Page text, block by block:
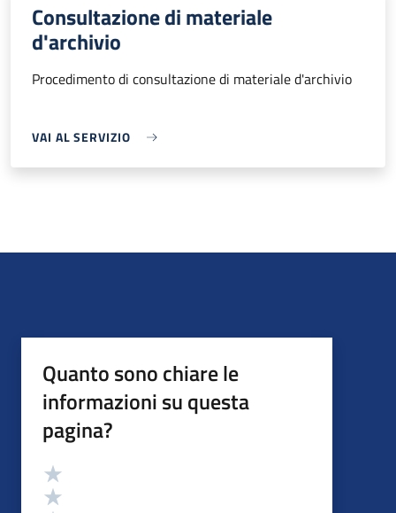
Consultazione di materiale
d'archivio
Procedimento di consultazione di materiale d'archivio
VAI AL SERVIZIO
Quanto sono chiare le
informazioni su questa
pagina?
Valutazione